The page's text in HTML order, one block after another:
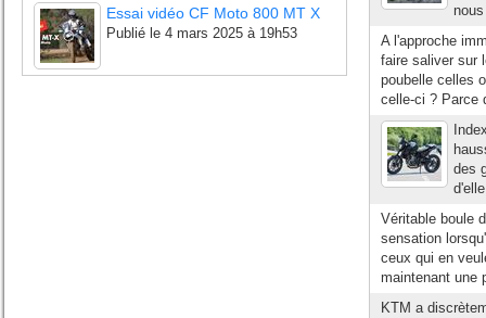
Essai vidéo CF Moto 800 MT X
Publié le 4 mars 2025 à 19h53
A l'approche
faire saliver sur
poubelle celles
celle-ci ? Parce
des
Véritable boule
sensation
ceux qui en
maintenant une
KTM a